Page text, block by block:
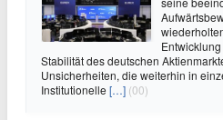
Stabilität des deutschen
Unsicherheiten, die weiterhin in
Institutionelle […] (00)